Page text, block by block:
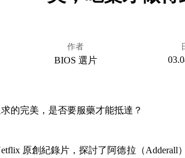
作者
BIOS 選片
的完美，是否要服藥才能抵達？
原創紀錄片，探討了阿德拉（Adderall